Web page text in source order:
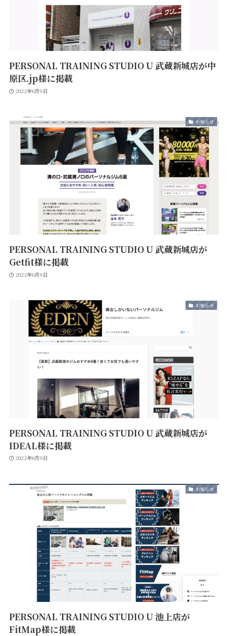
PERSONAL TRAINING STUDIO U 武蔵新城店が中
原区.jp様に掲載
2022年6月9日
お知らせ
PERSONAL TRAINING STUDIO U 武蔵新城店が
Getfit様に掲載
2022年6月9日
お知らせ
PERSONAL TRAINING STUDIO U 武蔵新城店が
IDEAL様に掲載
2022年6月9日
お知らせ
PERSONAL TRAINING STUDIO U 池上店が
FitMap様に掲載